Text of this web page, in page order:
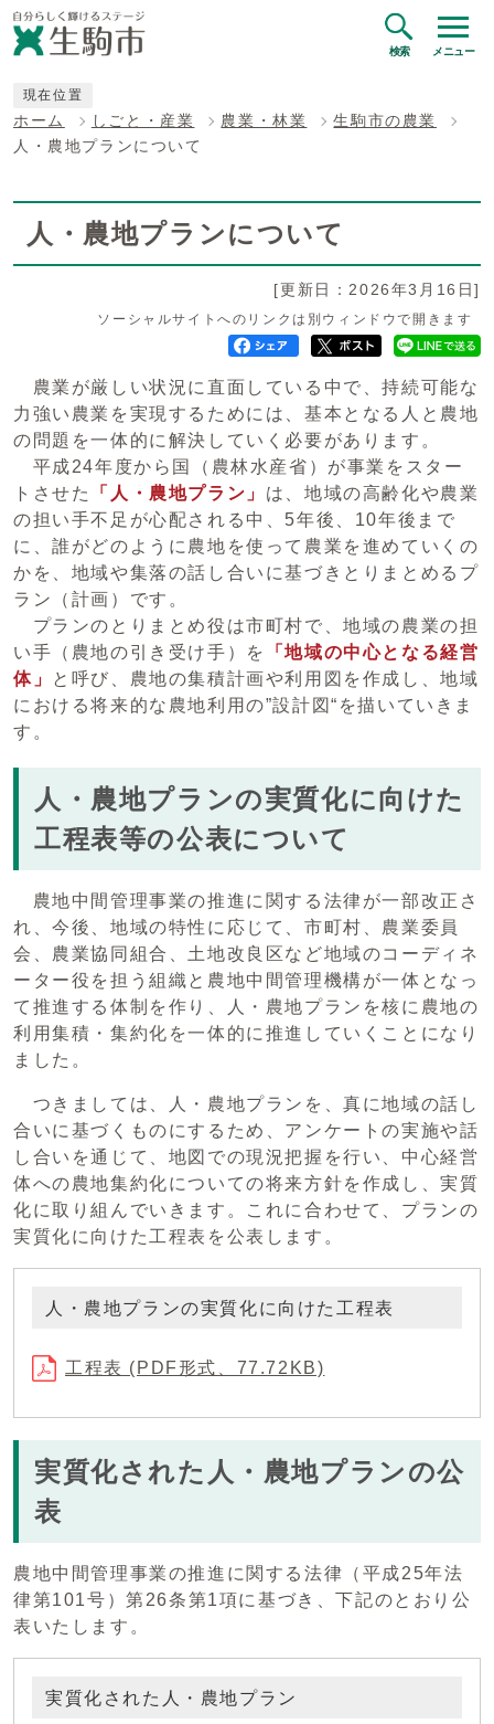
検索 メニュー
現在位置
ホーム しごと・産業 農業・林業
生駒市の農業
人・農地プランについて
人・農地プランについて
[更新日：2026年3月16日]
ソーシャルサイトへのリンクは別ウィンドウで開きます
農業が厳しい状況に直面している中で、持続可能な
力強い農業を実現するためには、基本となる人と農地
の問題を一体的に解決していく必要があります。
平成24年度から国（農林水産省）が事業をスター
トさせた
「人・農地プラン」 は、地域の高齢化や農業
の担い手不足が心配される中、5年後、10年後まで
に、誰がどのように農地を使って農業を進めていくの
かを、地域や集落の話し合いに基づきとりまとめるプ
ラン（計画）です。
プランのとりまとめ役は市町村で、地域の農業の担
い手（農地の引き受け手）を
「地域の中心となる経営
体」
と呼び、農地の集積計画や利用図を作成し、地域
における将来的な農地利用の”設計図“を描いていきま
す。
人・農地プランの実質化に向けた
工程表等の公表について
農地中間管理事業の推進に関する法律が一部改正さ
れ、今後、地域の特性に応じて、市町村、農業委員
会、農業協同組合、土地改良区など地域のコーディネ
ーター役を担う組織と農地中間管理機構が一体となっ
て推進する体制を作り、人・農地プランを核に農地の
利用集積・集約化を一体的に推進していくことになり
ました。
つきましては、人・農地プランを、真に地域の話し
合いに基づくものにするため、アンケートの実施や話
し合いを通じて、地図での現況把握を行い、中心経営
体への農地集約化についての将来方針を作成し、実質
化に取り組んでいきます。これに合わせて、プランの
実質化に向けた工程表を公表します。
人・農地プランの実質化に向けた工程表
工程表 (PDF形式、77.72KB)
実質化された人・農地プランの公
表
農地中間管理事業の推進に関する法律（平成25年法
律第101号）第26条第1項に基づき、下記のとおり公
表いたします。
実質化された人・農地プラン